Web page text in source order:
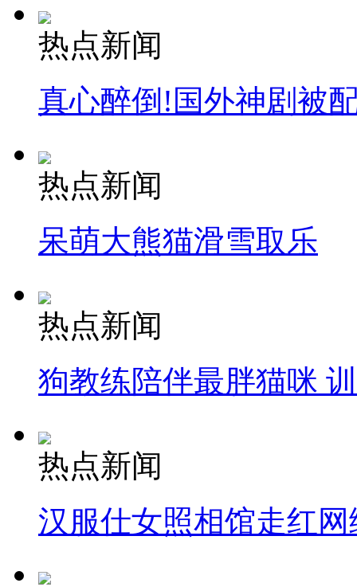
热点新闻
真心醉倒!国外神剧被
热点新闻
呆萌大熊猫滑雪取乐
热点新闻
狗教练陪伴最胖猫咪
热点新闻
汉服仕女照相馆走红网